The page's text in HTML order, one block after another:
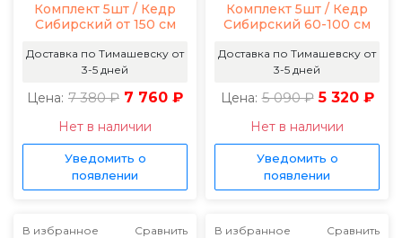
Комплект 5шт / Кедр
Сибирский от 150 см
Доставка по Тимашевску от
3-5 дней
Цена: 7 380 ₽ 7 760 ₽
Нет в наличии
Уведомить о
появлении
Комплект 5шт / Кедр
Сибирский 60-100 см
Доставка по Тимашевску от
3-5 дней
Цена: 5 090 ₽ 5 320 ₽
Нет в наличии
Уведомить о
появлении
В избранное Сравнить В избранное Сравнить